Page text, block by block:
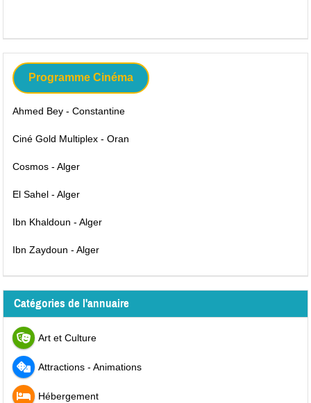
Programme Cinéma
Ahmed Bey - Constantine
Ciné Gold Multiplex - Oran
Cosmos - Alger
El Sahel - Alger
Ibn Khaldoun - Alger
Ibn Zaydoun - Alger
Catégories de l'annuaire
Art et Culture
Attractions - Animations
Hébergement